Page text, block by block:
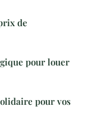
de
pour louer
pour vos